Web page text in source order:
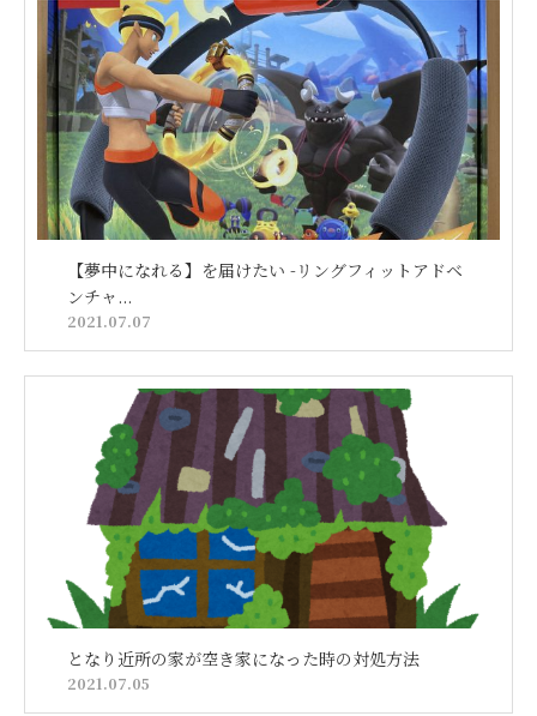
【夢中になれる】を届けたい -リングフィットアドベ
ンチャ...
2021.07.07
となり近所の家が空き家になった時の対処方法
2021.07.05